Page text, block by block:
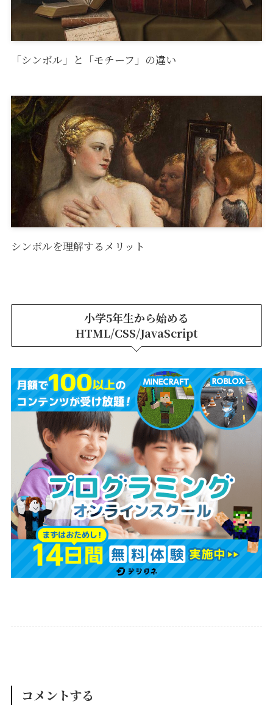
「シンボル」と「モチーフ」の違い
シンボルを理解するメリット
小学5年生から始める
HTML/CSS/JavaScript
コメントする